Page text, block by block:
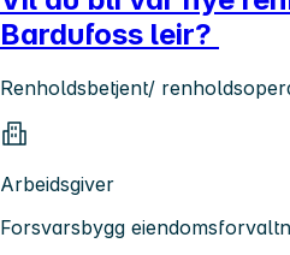
Bardufoss leir?
Renholdsbetjent/
Arbeidsgiver
Forsvarsbygg